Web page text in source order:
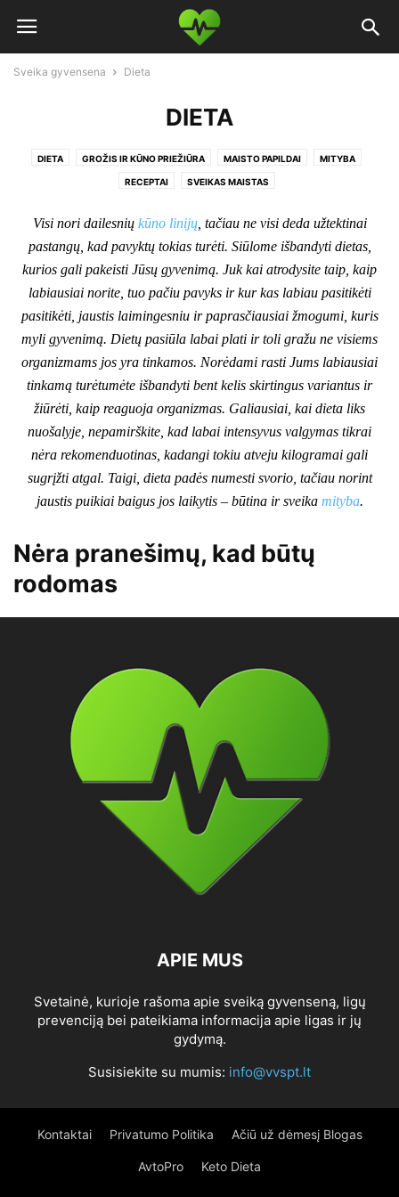
Sveika gyvensena Dieta
DIETA
DIETA GROŽIS IR KŪNO PRIEŽIŪRA MAISTO PAPILDAI MITYBA
RECEPTAI SVEIKAS MAISTAS
Visi nori dailesnių kūno linijų, tačiau ne visi deda užtektinai
pastangų, kad pavyktų tokias turėti. Siūlome išbandyti dietas,
kurios gali pakeisti Jūsų gyvenimą. Juk kai atrodysite taip, kaip
labiausiai norite, tuo pačiu pavyks ir kur kas labiau pasitikėti
pasitikėti, jaustis laimingesniu ir paprasčiausiai žmogumi, kuris
myli gyvenimą. Dietų pasiūla labai plati ir toli gražu ne visiems
organizmams jos yra tinkamos. Norėdami rasti Jums labiausiai
tinkamą turėtumėte išbandyti bent kelis skirtingus variantus ir
žiūrėti, kaip reaguoja organizmas. Galiausiai, kai dieta liks
nuošalyje, nepamirškite, kad labai intensyvus valgymas tikrai
nėra rekomenduotinas, kadangi tokiu atveju kilogramai gali
sugrįžti atgal. Taigi, dieta padės numesti svorio, tačiau norint
jaustis puikiai baigus jos laikytis – būtina ir sveika mityba.
Nėra pranešimų, kad būtų
rodomas
APIE MUS
Svetainė, kurioje rašoma apie sveiką gyvenseną, ligų
prevenciją bei pateikiama informacija apie ligas ir jų
gydymą.
Susisiekite su mumis: info@vvspt.lt
Kontaktai Privatumo Politika Ačiū už dėmesį Blogas
AvtoPro Keto Dieta